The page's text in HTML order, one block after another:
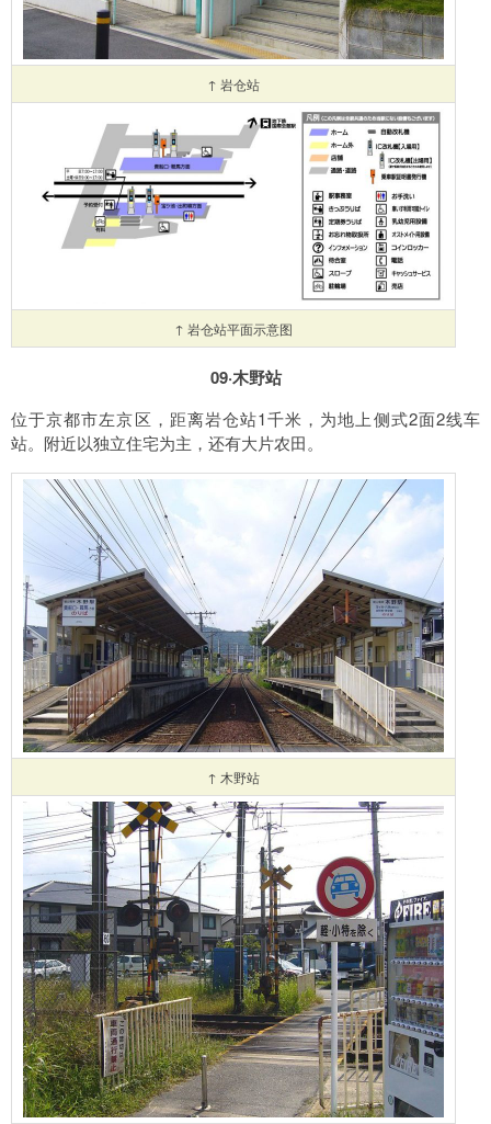
↑ 岩仓站
↑ 岩仓站平面示意图
09·木野站
位于京都市左京区，距离岩仓站1千米，为地上侧式2面2线车
站。附近以独立住宅为主，还有大片农田。
↑ 木野站